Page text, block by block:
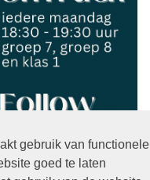
gebruik van functionele
goed te laten